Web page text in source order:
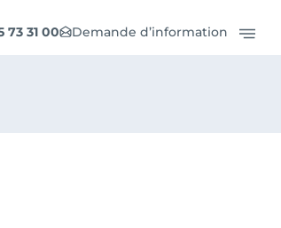
73 31 00 Demande d’information